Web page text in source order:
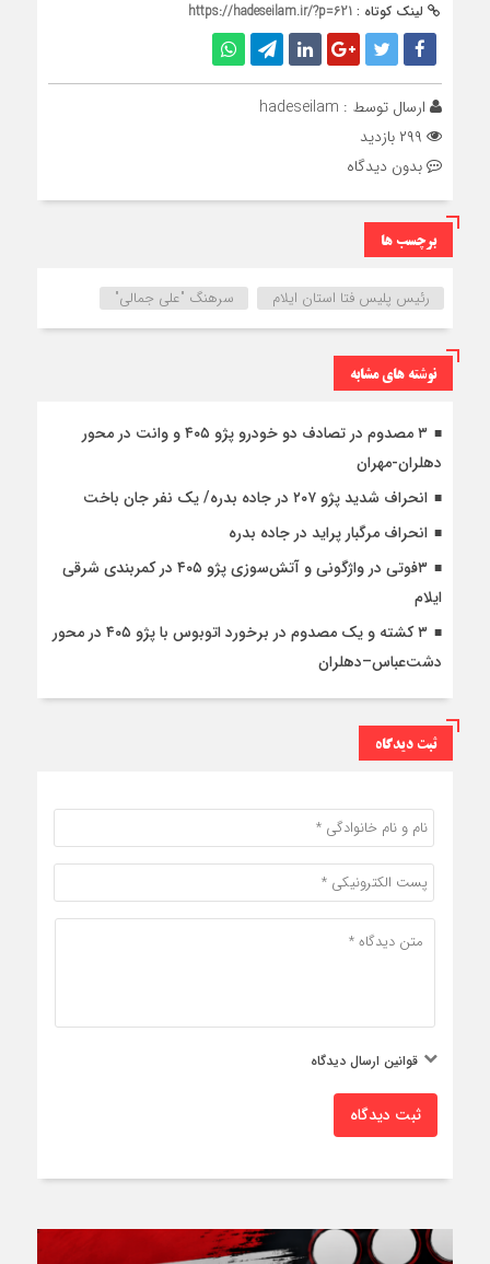
لینک کوتاه : https://hadeseilam.ir/?p=621
ارسال توسط : hadeseilam
بدون دیدگاه
برچسب ها
رئیس پلیس فتا استان ایلام سرهنگ "علی جمالی"
نوشته های مشابه
۳ مصدوم در تصادف دو خودرو پژو ۴۰۵ و وانت در محور
دهلران-مهران
انحراف شدید پژو ۲۰۷ در جاده بدره/ یک نفر جان باخت
انحراف مرگبار پراید در جاده بدره
۳فوتی در واژگونی و آتش‌سوزی پژو ۴۰۵ در کمربندی شرقی
ایلام
۳ کشته و یک مصدوم در برخورد اتوبوس با پژو ۴۰۵ در محور
دشت‌عباس–دهلران
ثبت دیدگاه
قوانین ارسال دیدگاه
ثبت دیدگاه